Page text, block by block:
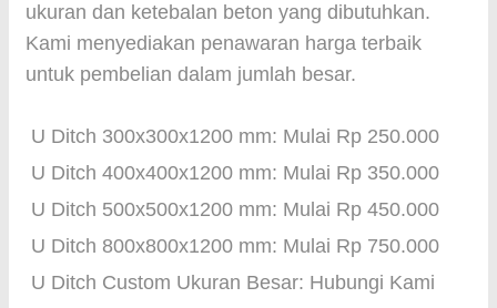
ukuran dan ketebalan beton yang dibutuhkan.
Kami menyediakan penawaran harga terbaik
untuk pembelian dalam jumlah besar.
U Ditch 300x300x1200 mm: Mulai Rp 250.000
U Ditch 400x400x1200 mm: Mulai Rp 350.000
U Ditch 500x500x1200 mm: Mulai Rp 450.000
U Ditch 800x800x1200 mm: Mulai Rp 750.000
U Ditch Custom Ukuran Besar: Hubungi Kami